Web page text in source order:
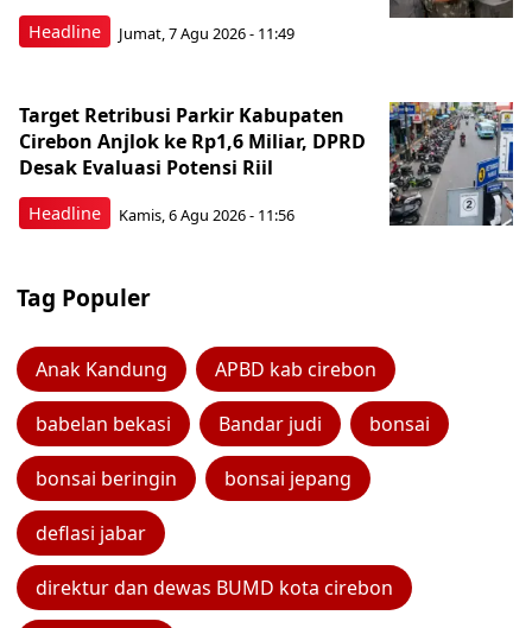
Headline Jumat, 7 Agu 2026 - 11:49
Headline
Target Retribusi Parkir Kabupaten
Cirebon Anjlok ke Rp1,6 Miliar, DPRD
Desak Evaluasi Potensi Riil
Kamis, 6 Agu 2026 - 11:56
Tag Populer
Anak Kandung APBD kab cirebon
babelan bekasi Bandar judi bonsai
bonsai beringin bonsai jepang
deflasi jabar
direktur dan dewas BUMD kota cirebon